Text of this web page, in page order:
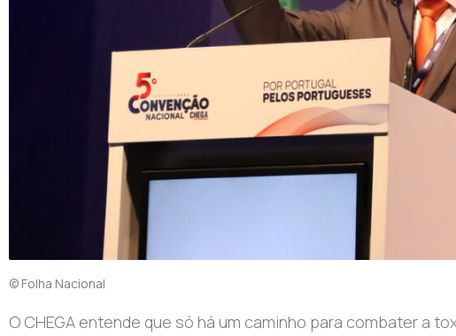
© Folha Nacional
O CHEGA entende que só há um caminho para combater a